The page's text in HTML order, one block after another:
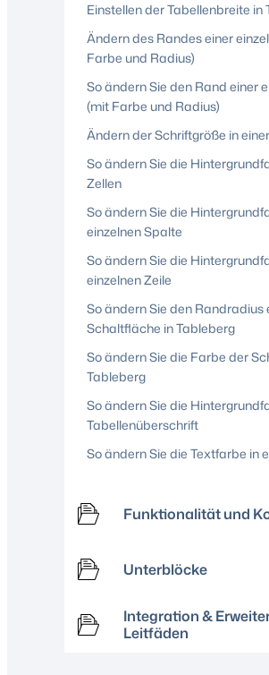
Einstellen der Tabellenbreite in
Ändern des Randes einer
Farbe und Radius)
So ändern Sie den Rand einer
(mit Farbe und Radius)
Ändern der Schriftgröße in
So ändern Sie die
Zellen
So ändern Sie die
einzelnen Spalte
So ändern Sie die
einzelnen Zeile
So ändern Sie den Randradius
Schaltfläche in Tableberg
So ändern Sie die Farbe der
Tableberg
So ändern Sie die
Tabellenüberschrift
So ändern Sie die Textfarbe in
Funktionalität und
Unterblöcke
Integration &
Leitfäden